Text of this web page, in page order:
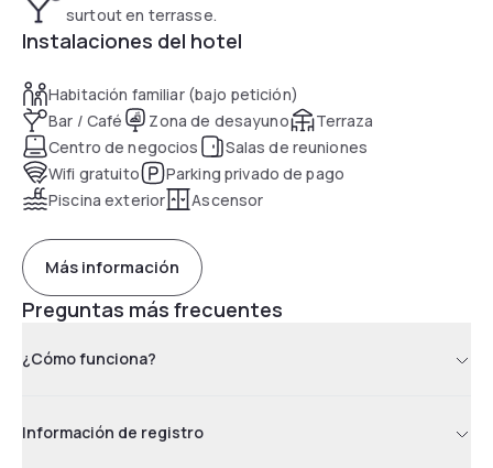
surtout en terrasse.
Instalaciones del hotel
Habitación familiar (bajo petición)
Bar / Café
Zona de desayuno
Terraza
Centro de negocios
Salas de reuniones
Wifi gratuito
Parking privado de pago
Piscina exterior
Ascensor
Más información
Preguntas más frecuentes
¿Cómo funciona?
Información de registro